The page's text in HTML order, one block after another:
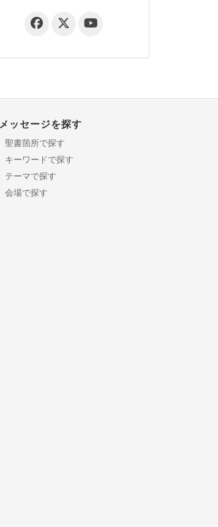
メッセージを探す
聖書箇所で探す
キーワードで探す
テーマで探す
会場で探す